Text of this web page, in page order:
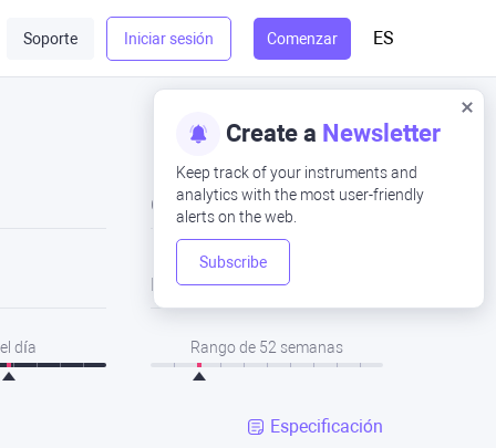
Soporte Iniciar sesión Comenzar ES
Create a Newsletter
Keep track of your instruments and
analytics with the most user-friendly
alerts on the web.
Subscribe
Cerrar
Bajo
día Rango de 52 semanas
Especificación